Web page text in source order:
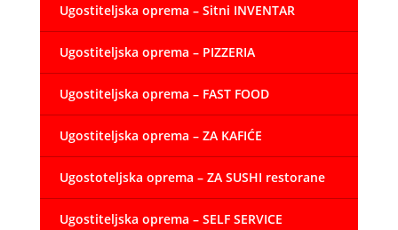
Ugostiteljska oprema – Sitni INVENTAR
Ugostiteljska oprema – PIZZERIA
Ugostiteljska oprema – FAST FOOD
Ugostiteljska oprema – ZA KAFIĆE
Ugostoteljska oprema – ZA SUSHI restorane
Ugostiteljska oprema – SELF SERVICE